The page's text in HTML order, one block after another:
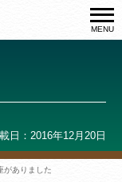
MENU
日：2016年12月20日
がありました